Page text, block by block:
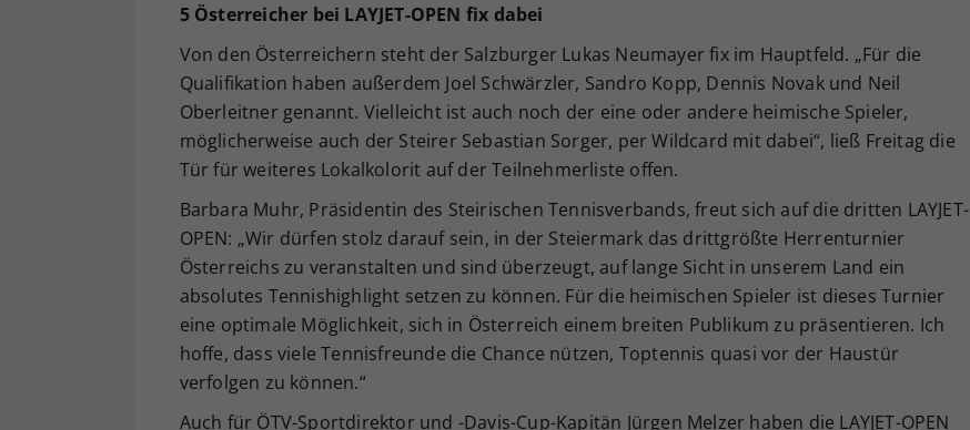
5 Österreicher bei LAYJET-OPEN fix dabei
Von den Österreichern steht der Salzburger Lukas Neumayer fix im Hauptfeld. „Für die
Qualifikation haben außerdem Joel Schwärzler, Sandro Kopp, Dennis Novak und Neil
Oberleitner genannt. Vielleicht ist auch noch der eine oder andere heimische Spieler,
möglicherweise auch der Steirer Sebastian Sorger, per Wildcard mit dabei“, ließ Freitag die
Tür für weiteres Lokalkolorit auf der Teilnehmerliste offen.
Barbara Muhr, Präsidentin des Steirischen Tennisverbands, freut sich auf die dritten LAYJET-
OPEN: „Wir dürfen stolz darauf sein, in der Steiermark das drittgrößte Herrenturnier
Österreichs zu veranstalten und sind überzeugt, auf lange Sicht in unserem Land ein
absolutes Tennishighlight setzen zu können. Für die heimischen Spieler ist dieses Turnier
eine optimale Möglichkeit, sich in Österreich einem breiten Publikum zu präsentieren. Ich
hoffe, dass viele Tennisfreunde die Chance nützen, Toptennis quasi vor der Haustür
verfolgen zu können.“
Auch für ÖTV-Sportdirektor und -Davis-Cup-Kapitän Jürgen Melzer haben die LAYJET-OPEN